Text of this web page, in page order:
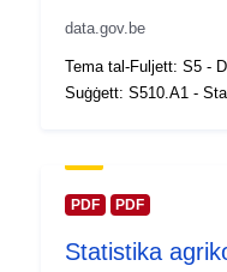
Identifikaturi:
Aċċess:
data.gov.be
Tema tal-Fuljett: S5 -
Suġġett: S510.A1 -
PDF PDF
Statistika